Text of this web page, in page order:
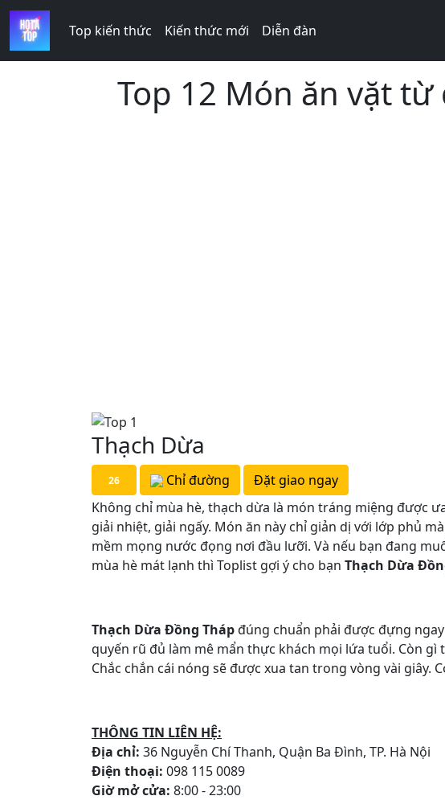
Top kiến thức Kiến thức mới Diễn đàn
Top 12 Món ăn vặt
Thạch Dừa
26 Chỉ đường
Đặt giao ngay
Không chỉ mùa hè, thạch dừa là món tráng miệng được
giải nhiệt, giải ngấy. Món ăn này chỉ giản dị với lớp phủ
mềm mọng nước đọng nơi đầu lưỡi. Và nếu bạn đang
mùa hè mát lạnh thì Toplist gợi ý cho bạn Thạch Dừa
Thạch Dừa Đồng Thápđúng chuẩn phải được đựng
quyến rũ đủ làm mê mẩn thực khách mọi lứa tuổi. Còn
Chắc chắn cái nóng sẽ được xua tan trong vòng vài giây.
THÔNG TIN LIÊN HỆ:
Địa chỉ: 36 Nguyễn Chí Thanh, Quận Ba Đình, TP. Hà Nội
Điện thoại: 098 115 0089
Giờ mở cửa: 8:00 - 23:00